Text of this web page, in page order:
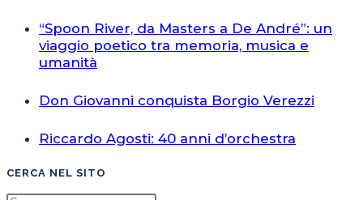
“Spoon River, da Masters a De André”: un
viaggio poetico tra memoria, musica e
umanità
Don Giovanni conquista Borgio Verezzi
Riccardo Agosti: 40 anni d’orchestra
CERCA NEL SITO